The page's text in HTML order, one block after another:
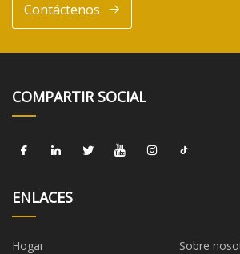
Contáctenos
COMPARTIR SOCIAL
ENLACES
Hogar
Sobre